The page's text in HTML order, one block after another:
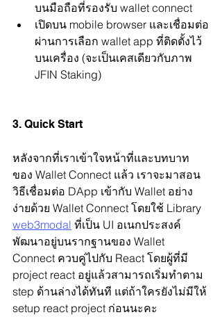
บนมือถือที่รองรับ wallet connect
เปิดบน mobile browser และเชื่อมต่อ
ผ่านการเลือก wallet app ที่ติดตั้งไว้
บนเครื่อง (จะเป็นเคสเดียวกับภาพ
JFIN Staking)
3. Quick Start
หลังจากที่เราเข้าใจหน้าที่และบทบาท
ของ Wallet Connect แล้ว เราจะมาสอน
วิธีเชื่อมต่อ DApp เข้ากับ Wallet อย่าง
ง่ายด้วย Wallet Connect โดยใช้ Library
web3modal ที่เป็น UI อเนกประสงค์
พัฒนาอยู่บนรากฐานของ Wallet
Connect ควบคู่ไปกับ React โดยผู้ที่มี
project react อยู่แล้วสามารถเริ่มทำตาม
step ด้านล่างได้ทันที แต่ถ้าใครยังไม่มีให้
setup react project ก่อนนะคะ